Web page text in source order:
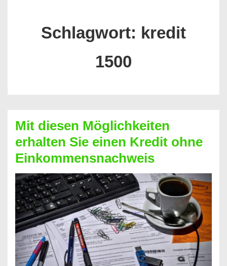
Schlagwort: kredit
1500
Mit diesen Möglichkeiten
erhalten Sie einen Kredit ohne
Einkommensnachweis